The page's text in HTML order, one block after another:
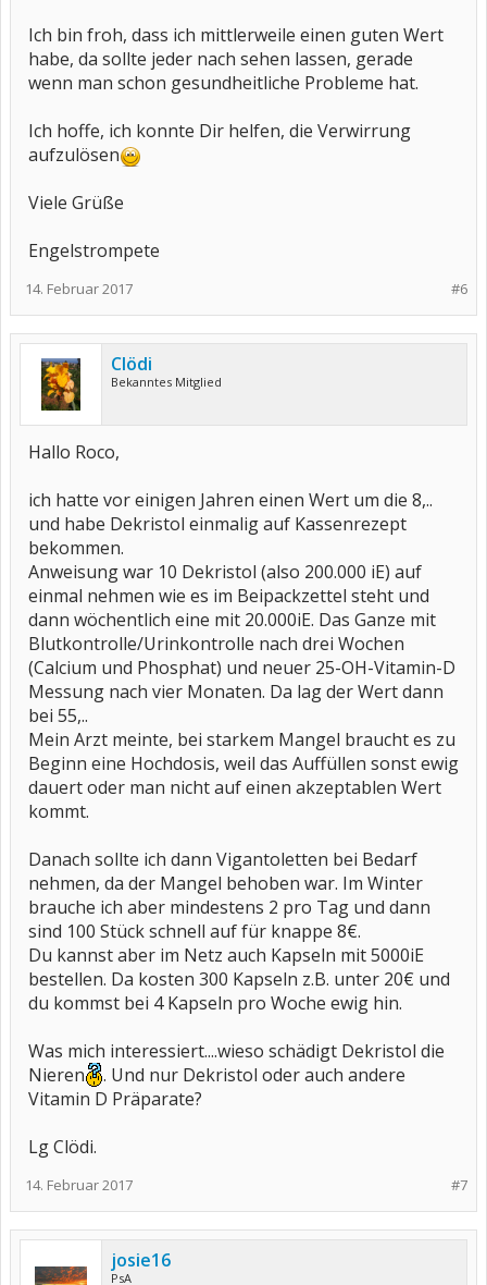
Ich bin froh, dass ich mittlerweile einen guten Wert
habe, da sollte jeder nach sehen lassen, gerade
wenn man schon gesundheitliche Probleme hat.
Ich hoffe, ich konnte Dir helfen, die Verwirrung
aufzulösen
Viele Grüße
Engelstrompete
#6
14. Februar 2017
Clödi
Bekanntes Mitglied
Hallo Roco,
ich hatte vor einigen Jahren einen Wert um die 8,..
und habe Dekristol einmalig auf Kassenrezept
bekommen.
Anweisung war 10 Dekristol (also 200.000 iE) auf
einmal nehmen wie es im Beipackzettel steht und
dann wöchentlich eine mit 20.000iE. Das Ganze mit
Blutkontrolle/Urinkontrolle nach drei Wochen
(Calcium und Phosphat) und neuer 25-OH-Vitamin-D
Messung nach vier Monaten. Da lag der Wert dann
bei 55,..
Mein Arzt meinte, bei starkem Mangel braucht es zu
Beginn eine Hochdosis, weil das Auffüllen sonst ewig
dauert oder man nicht auf einen akzeptablen Wert
kommt.
Danach sollte ich dann Vigantoletten bei Bedarf
nehmen, da der Mangel behoben war. Im Winter
brauche ich aber mindestens 2 pro Tag und dann
sind 100 Stück schnell auf für knappe 8€.
Du kannst aber im Netz auch Kapseln mit 5000iE
bestellen. Da kosten 300 Kapseln z.B. unter 20€ und
du kommst bei 4 Kapseln pro Woche ewig hin.
Was mich interessiert....wieso schädigt Dekristol die
Nieren
. Und nur Dekristol oder auch andere
Vitamin D Präparate?
Lg Clödi.
#7
14. Februar 2017
josie16
PsA